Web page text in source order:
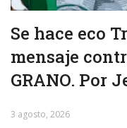
Se hace eco
mensaje
GRANO. Por
3 agosto, 2026